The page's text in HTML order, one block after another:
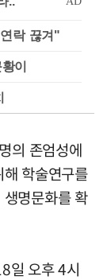
락 끊겨"
이
의 존엄성에
학술연구를
명문화를 확
일 오후 4시